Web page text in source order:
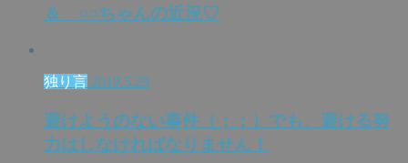
＆ ○○ちゃんの近況♡
独り言 2019.5.29
避けようのない事件（；；）でも、避ける努
力はしなければなりません！